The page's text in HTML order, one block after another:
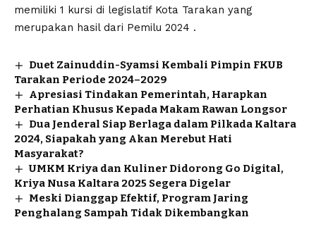
memiliki 1 kursi di legislatif Kota Tarakan yang
merupakan hasil dari Pemilu 2024 .
Duet Zainuddin-Syamsi Kembali Pimpin FKUB
Tarakan Periode 2024–2029
Apresiasi Tindakan Pemerintah, Harapkan
Perhatian Khusus Kepada Makam Rawan Longsor
Dua Jenderal Siap Berlaga dalam Pilkada Kaltara
2024, Siapakah yang Akan Merebut Hati
Masyarakat?
UMKM Kriya dan Kuliner Didorong Go Digital,
Kriya Nusa Kaltara 2025 Segera Digelar
Meski Dianggap Efektif, Program Jaring
Penghalang Sampah Tidak Dikembangkan